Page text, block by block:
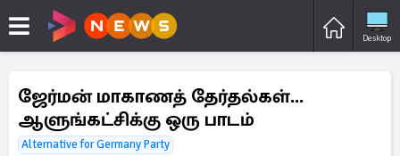
Desktop
ஜேர்மன் மாகாணத் தேர்தல்கள்...
ஆளுங்கட்சிக்கு ஒரு பாடம்
Alternative for Germany Party